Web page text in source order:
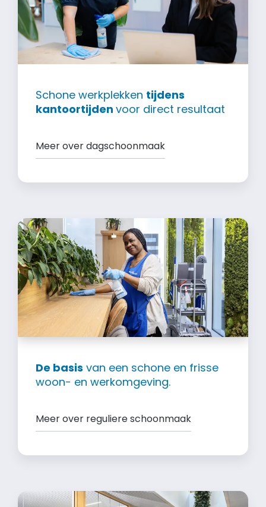
De basis van een schone en frisse
woon- en werkomgeving.
Meer over reguliere schoonmaak
Schone werkplekken tijdens
kantoortijden voor direct resultaat
Meer over dagschoonmaak